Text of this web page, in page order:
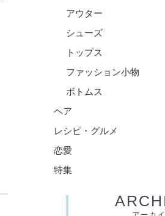
アウター
シューズ
トップス
ファッション小物
ボトムス
ヘア
レシピ・グルメ
恋愛
特集